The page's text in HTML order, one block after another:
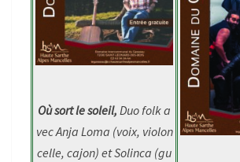
Où sort le soleil, Duo folk a
vec Anja Loma (voix, violon
celle, cajon) et Solinca (gu